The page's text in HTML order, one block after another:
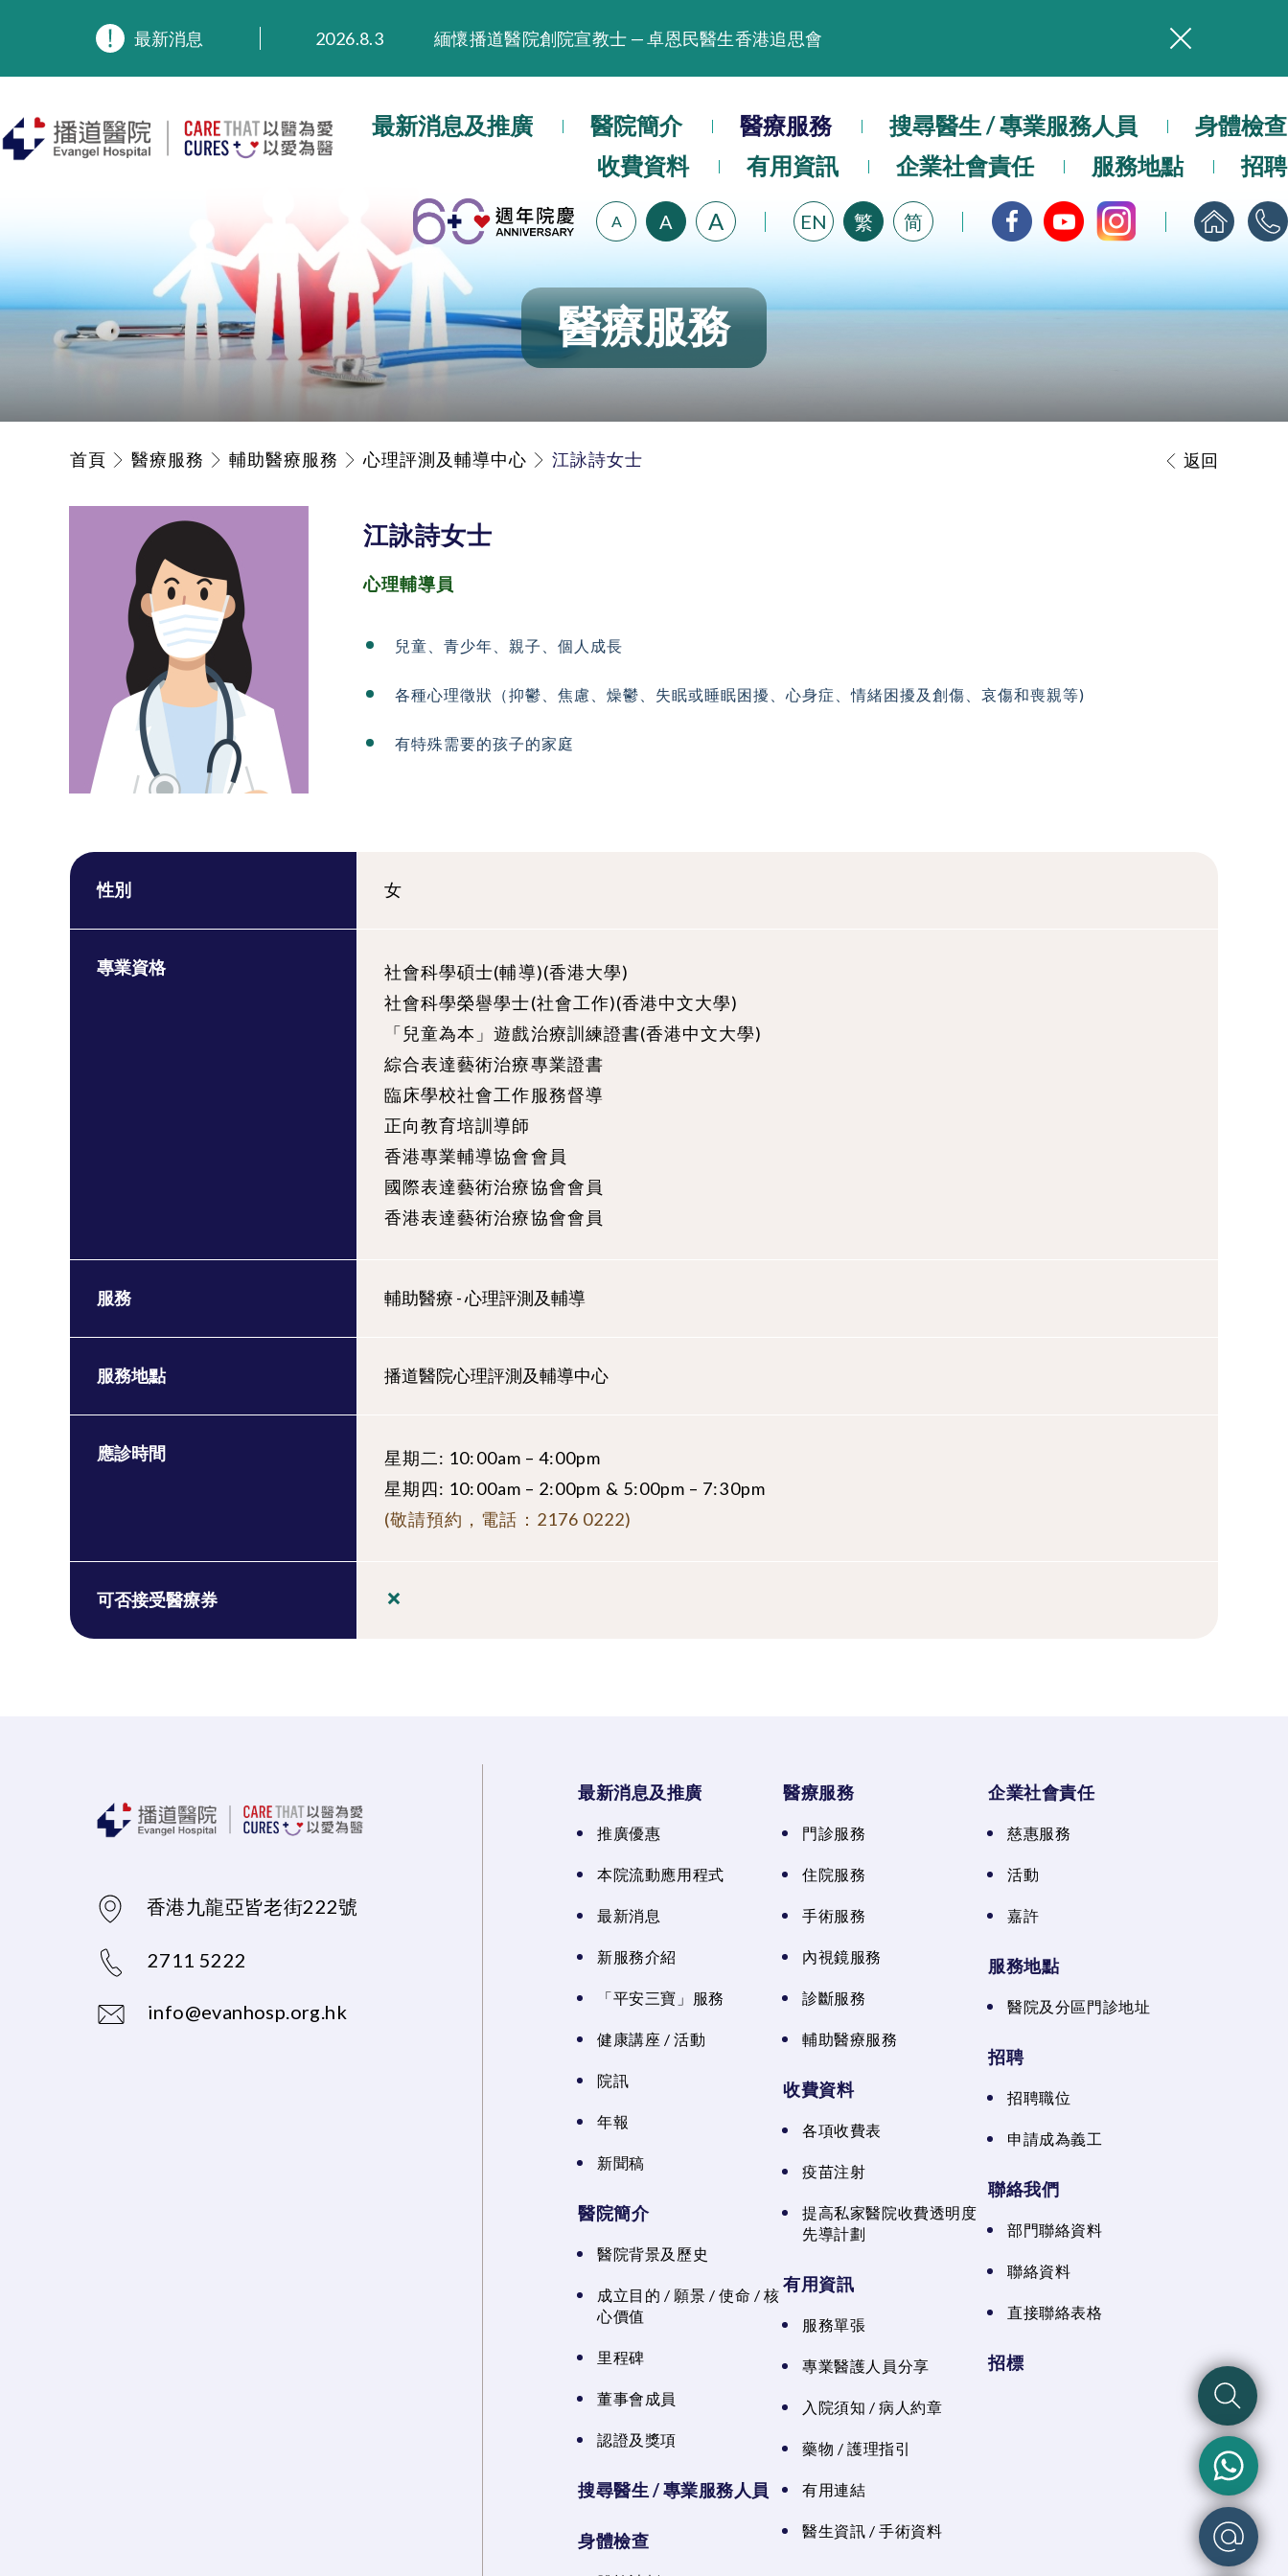
最新消息 2026.8.3
緬懷播道醫院創院宣教士 — 卓恩民醫生香港追思會
2025.9.23
本院在暴雨或颱風警告信號 (包括黑色暴雨及8號或以上熱帶氣旋警告信號) 下，仍會維持有限度服務。如有查詢，可致電2711 5222。
2025.8.4
播道醫院體檢服務獲客戶正面評價
播道醫院手機App已推出查閱病歷記錄及求診資料功能，請即下載
最新消息及推廣 醫院簡介 醫療服務 搜尋醫生 / 專業服務人員
身體檢查
收費資料
有用資訊 企業社會責任 服務地點 招聘
A A A EN 繁 简
醫療服務
首頁 醫療服務 輔助醫療服務 心理評測及輔導中心 江詠詩女士 返回
江詠詩女士
心理輔導員
兒童、青少年、親子、個人成長
各種心理徵狀（抑鬱、焦慮、燥鬱、失眠或睡眠困擾、 心身症、情緒困擾及創傷、哀傷和喪親等)
有特殊需要的孩子的家庭
性別 女
專業資格
社會科學碩士(輔導)(香港大學)
社會科學榮譽學士(社會工作)(香港中文大學)
「兒童為本」遊戲治療訓練證書(香港中文大學)
綜合表達藝術治療專業證書
臨床學校社會工作服務督導
正向教育培訓導師
香港專業輔導協會會員
國際表達藝術治療協會會員
香港表達藝術治療協會會員
服務 輔助醫療 - 心理評測及輔導
服務地點 播道醫院心理評測及輔導中心
應診時間
星期二: 10:00am – 4:00pm
星期四: 10:00am – 2:00pm & 5:00pm – 7:30pm
(敬請預約，電話：2176 0222)
可否接受醫療券
香港九龍亞皆老街222號
2711 5222
info@evanhosp.org.hk
最新消息及推廣
推廣優惠
本院流動應用程式
最新消息
新服務介紹
「平安三寶」服務
健康講座 / 活動
院訊
年報
新聞稿
醫院簡介
醫院背景及歷史
成立目的 / 願景 / 使命 / 核
心價值
里程碑
董事會成員
認證及獎項
搜尋醫生 / 專業服務人員
身體檢查
醫療服務
門診服務
住院服務
手術服務
內視鏡服務
診斷服務
輔助醫療服務
收費資料
各項收費表
疫苗注射
提高私家醫院收費透明度
先導計劃
有用資訊
服務單張
專業醫護人員分享
入院須知 / 病人約章
藥物 / 護理指引
有用連結
醫生資訊 / 手術資料
企業社會責任
慈惠服務
活動
嘉許
服務地點
醫院及分區門診地址
招聘
招聘職位
申請成為義工
聯絡我們
部門聯絡資料
聯絡資料
直接聯絡表格
招標